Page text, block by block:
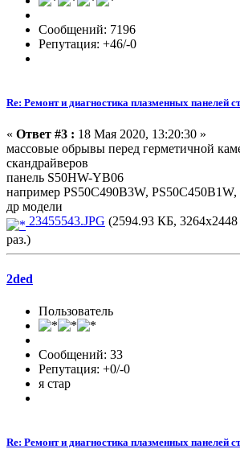
Сообщений: 7196
Репутация: +46/-0
Re: Ремонт и диагностика плазменных панелей
« Ответ #3 : 18 Мая 2020, 13:20:30 »
массовые обрывы перед герметичной
скандрайверов
панель S50HW-YB06
например PS50C490B3W,
др модели
23455543.JPG (2594.93 КБ,
раз.)
2ded
Пользователь
Сообщений: 33
Репутация: +0/-0
я стар
Re: Ремонт и диагностика плазменных панелей